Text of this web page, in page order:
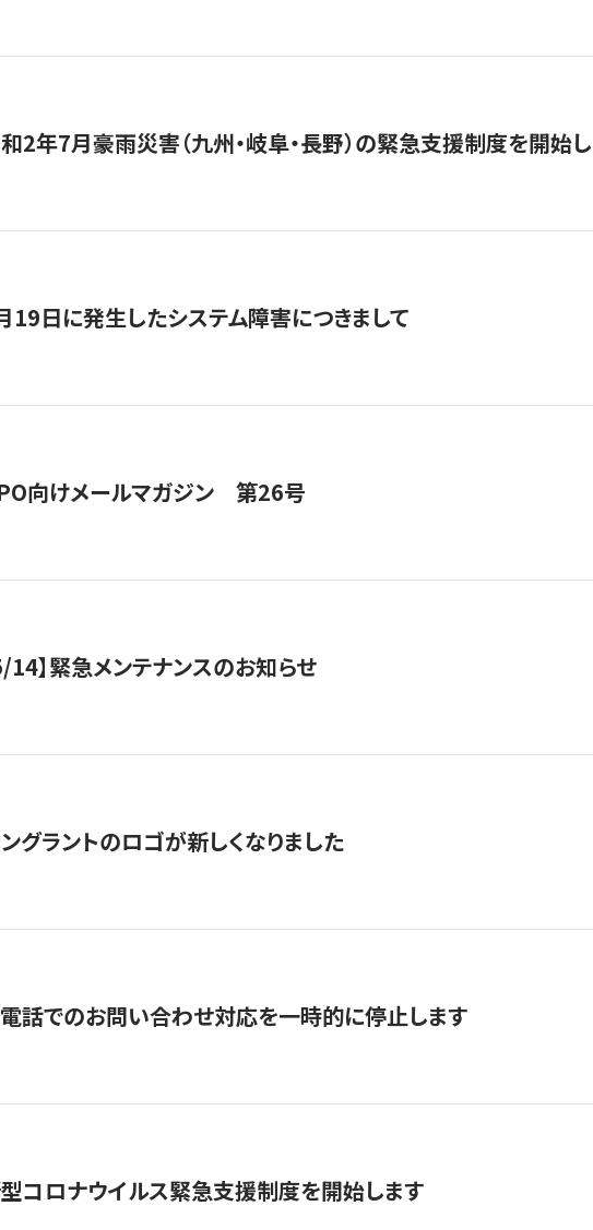
2年7月豪雨災害（九州・岐阜・長野）の緊急支援制度を開始
19日に発生したシステム障害につきまして
向けメールマガジン 第26号
14】緊急メンテナンスのお知らせ
グラントのロゴが新しくなりました
話でのお問い合わせ対応を一時的に停止します
コロナウイルス緊急支援制度を開始します